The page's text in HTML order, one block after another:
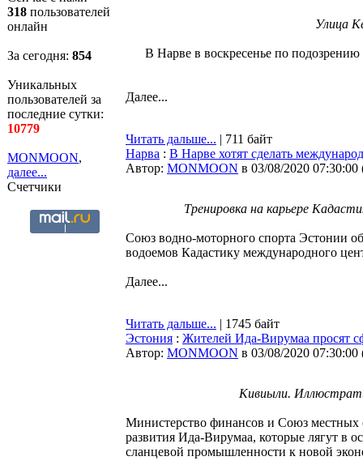
318 пользователей
онлайн
За сегодня: 854
Уникальных
пользователей за
последние сутки:
10779
MONMOON,
далее...
Счетчики
Улица
В Нарве в воскресенье по
Далее...
Читать дальше... | 711 байт
Нарва : В Нарве хотят сделать
Автор: MONMOON в 03/08/2020 07:30:00
Тренировка на карьере
Союз водно-моторного спорта Эстонии
водоемов Кадастику международного
Далее...
Читать дальше... | 1745 байт
Эстония : Жителей Ида-Вирумаа просят
Автор: MONMOON в 03/08/2020 07:30:00
Кивиыли.
Министерство финансов и Союз местных
развития Ида-Вирумаа, которые лягут в
сланцевой промышленности к новой